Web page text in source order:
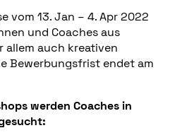
vom 13. Jan – 4. Apr 2022
und Coaches aus
allem auch kreativen
Bewerbungsfrist endet am
werden Coaches in